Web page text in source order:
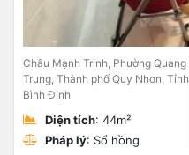
Châu Mạnh Trinh, Phường Quang
Trung, Thành phố Quy Nhơn, Tỉnh
Bình Định
Diện tích: 44m²
Pháp lý: Sổ hồng